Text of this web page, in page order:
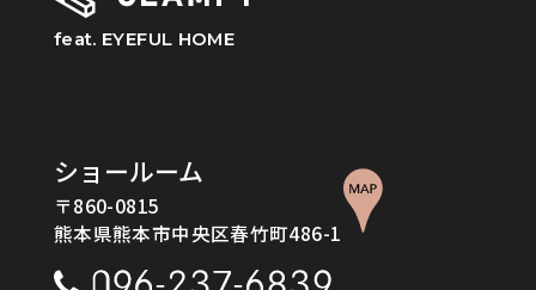
feat. EYEFUL HOME
ショールーム
〒860-0815
熊本県熊本市中央区春竹町486-1